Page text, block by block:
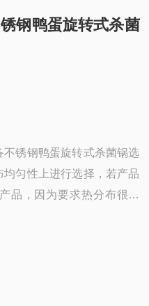
钢鸭蛋旋转式杀菌
锈钢鸭蛋旋转式杀菌锅选
匀性上进行选择，若产品
品，因为要求热分布很均
相同，但是价格却是电脑
电气半自动杀菌锅。手动
。